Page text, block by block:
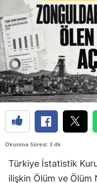
Okunma Süresi: 3 dk
Türkiye İstatistik
ilişkin Ölüm ve